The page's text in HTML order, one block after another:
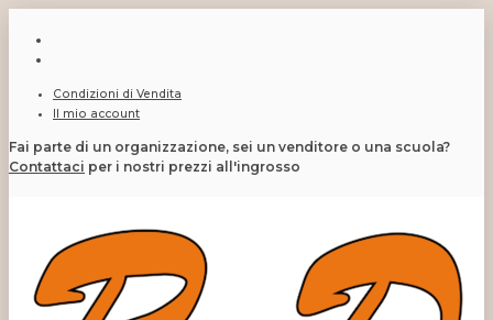
Condizioni di Vendita
Il mio account
Fai parte di un organizzazione, sei un venditore o una scuola?
Contattaci per i nostri prezzi all'ingrosso